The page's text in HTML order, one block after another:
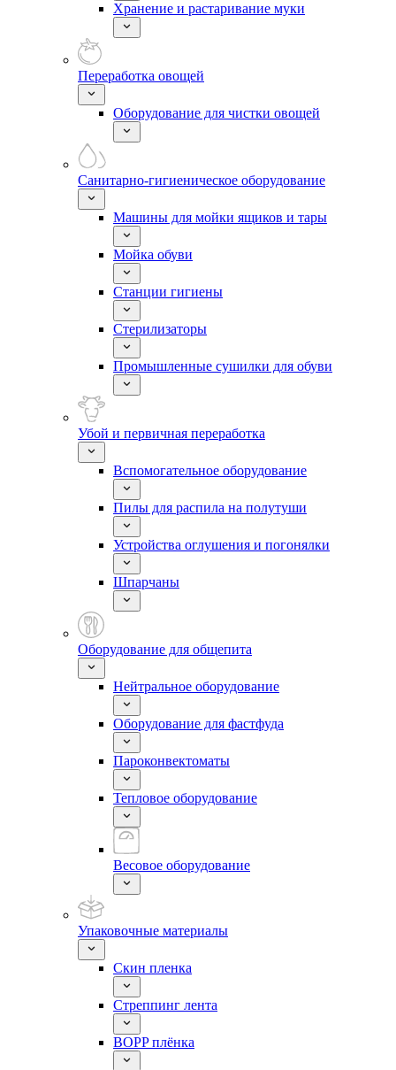
Хранение и растаривание муки
Переработка овощей
Оборудование для чистки овощей
Санитарно-гигиеническое оборудование
Машины для мойки ящиков и тары
Мойка обуви
Станции гигиены
Стерилизаторы
Промышленные сушилки для обуви
Убой и первичная переработка
Вспомогательное оборудование
Пилы для распила на полутуши
Устройства оглушения и погонялки
Шпарчаны
Оборудование для общепита
Нейтральное оборудование
Оборудование для фастфуда
Пароконвектоматы
Тепловое оборудование
Весовое оборудование
Упаковочные материалы
Скин пленка
Стреппинг лента
BOPP плёнка